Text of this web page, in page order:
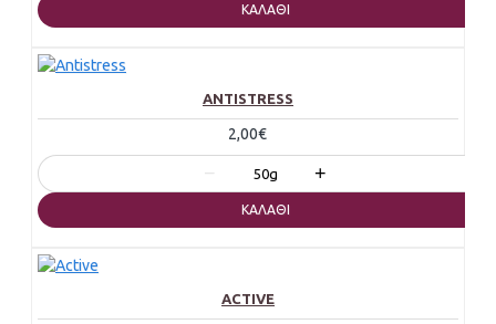
ΚΑΛΆΘΙ
ANTISTRESS
2,00€
− 50g +
ΚΑΛΆΘΙ
ACTIVE